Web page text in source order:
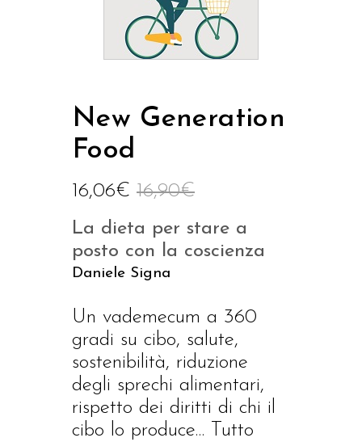
New Generation
Food
16,90€
16,06€
La dieta per stare a
posto con la coscienza
Daniele Signa
Un vademecum a 360
gradi su cibo, salute,
sostenibilità, riduzione
degli sprechi alimentari,
rispetto dei diritti di chi il
cibo lo produce… Tutto